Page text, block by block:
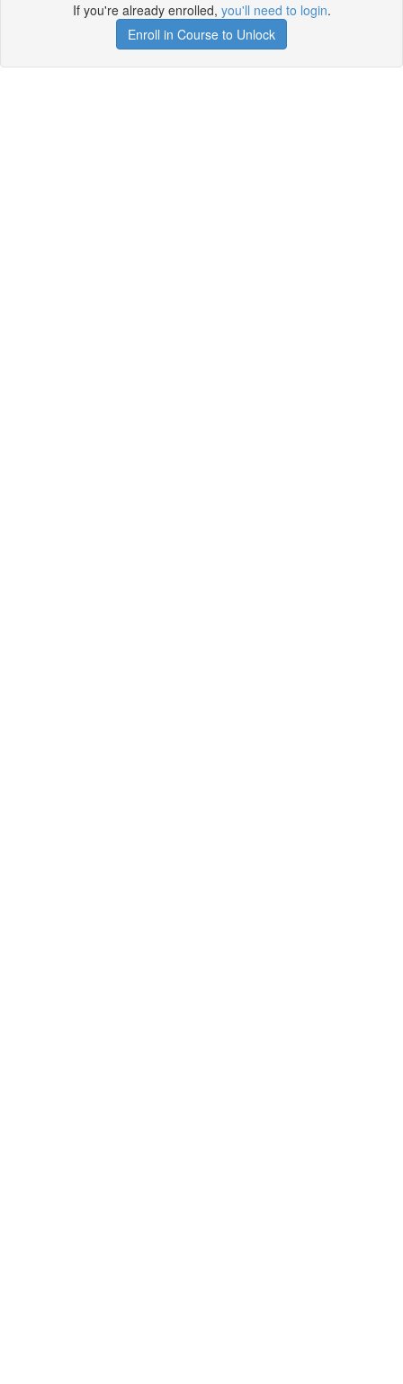
If you're already enrolled, you'll need to login.
Enroll in Course to Unlock